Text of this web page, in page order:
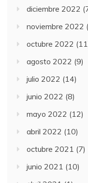
diciembre 2022
noviembre 2022
octubre 2022
agosto 2022 (9)
julio 2022 (14)
junio 2022 (8)
mayo 2022 (12)
abril 2022 (10)
octubre 2021 (7)
junio 2021 (10)